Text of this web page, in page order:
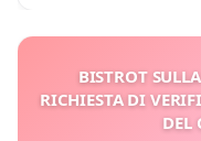
BISTROT
RICHIESTA DI
DEL